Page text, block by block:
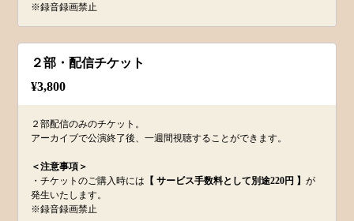
※録音録画禁止
２部・配信チケット
¥3,800
２部配信のみのチケット。
アーカイブで公演終了後、一週間視聴することができます。
＜注意事項＞
・チケットのご購入時には
【 サービス手数料として別途220円 】が
発生いたします。
※録音録画禁止